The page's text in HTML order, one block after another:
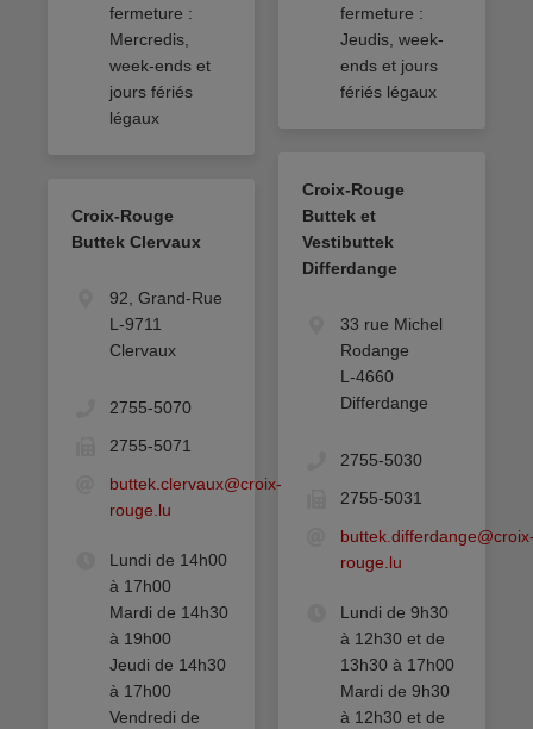
fermeture :
Mercredis,
week-ends et
jours fériés
légaux
fermeture :
Jeudis, week-
ends et jours
fériés légaux
Croix-Rouge
Buttek et
Vestibuttek
Differdange
33 rue Michel
Rodange
L-4660
Differdange
2755-5030
2755-5031
rouge.lu
Lundi de 9h30
à 12h30 et de
13h30 à 17h00
Mardi de 9h30
à 12h30 et de
Croix-Rouge
Buttek Clervaux
92, Grand-Rue
L-9711
Clervaux
2755-5070
2755-5071
buttek.clervaux@croix-
rouge.lu
Lundi de 14h00
à 17h00
Mardi de 14h30
à 19h00
Jeudi de 14h30
à 17h00
Vendredi de